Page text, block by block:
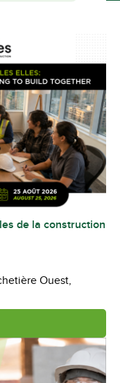
de la construction
Ouest,